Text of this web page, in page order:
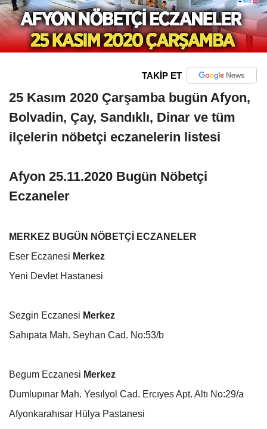
TAKİP ET
25 Kasım 2020 Çarşamba bugün Afyon,
Bolvadin, Çay, Sandıklı, Dinar ve tüm
ilçelerin nöbetçi eczanelerin listesi
Afyon 25.11.2020 Bugün Nöbetçi
Eczaneler
MERKEZ BUGÜN NÖBETÇİ ECZANELER
Eser Eczanesi Merkez
Yeni Devlet Hastanesi
Sezgin Eczanesi Merkez
Sahıpata Mah. Seyhan Cad. No:53/b
Begum Eczanesi Merkez
Dumlupınar Mah. Yesılyol Cad. Ercıyes Apt. Altı No:29/a
Afyonkarahısar Hülya Pastanesi